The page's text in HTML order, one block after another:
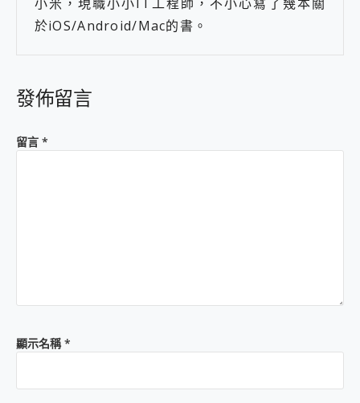
於iOS/Android/Mac的書。
發佈留言
留言 *
顯示名稱*